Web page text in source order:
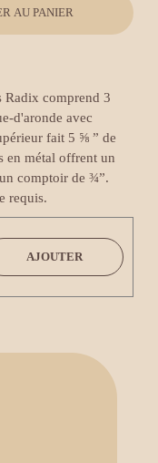
AU PANIER
Radix comprend 3
d'aronde avec
fait 5 ⅝ ” de
en métal offrent un
comptoir de ¾”.
requis.
AJOUTER